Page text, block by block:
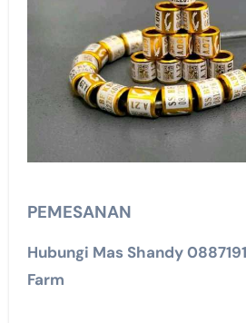
PEMESANAN
Hubungi Mas Shandy
Farm